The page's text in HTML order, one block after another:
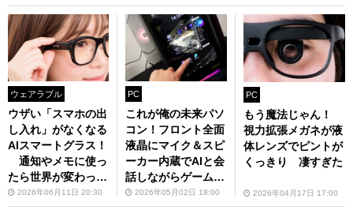
ウェアラブル
ウザい「スマホの出
し入れ」がなくなる
AIスマートグラス！
通知やメモに使っ
たら世界が変わっ
た！2026年06月11日 20:30
PC
これが俺の未来パソ
コン！フロント全面
液晶にマイク＆スピ
ーカー内蔵でAIと会
話しながらゲームで
きるぞ
2026年05月02日 18:00
PC
もう魔法じゃん！
視力拡張メガネが液
体レンズでピントが
くっきり 凄すぎた
2026年04月17日 17:00